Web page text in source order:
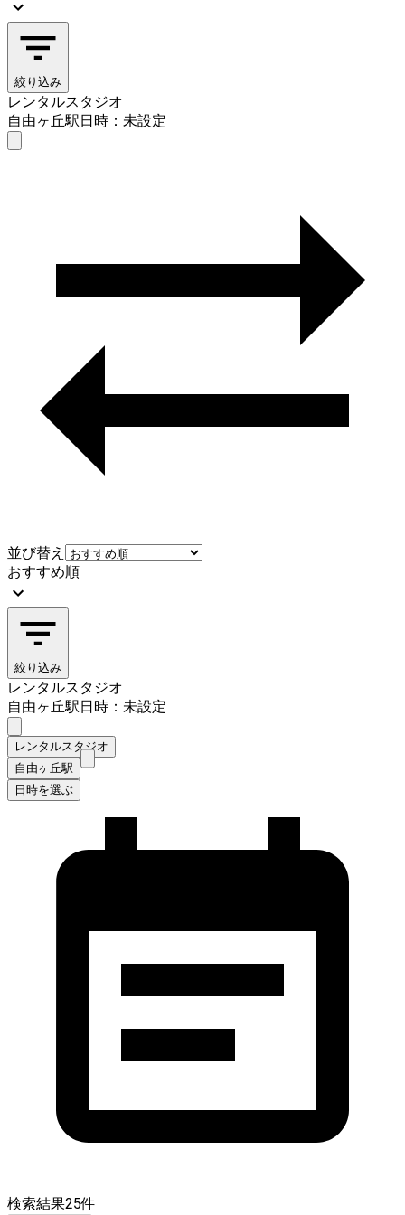
絞り込み
レンタルスタジオ
自由ヶ丘駅日時：未設定
並び替え
おすすめ順
絞り込み
レンタルスタジオ
自由ヶ丘駅日時：未設定
レンタルスタジオ
自由ヶ丘駅
日時を選ぶ
検索結果25件